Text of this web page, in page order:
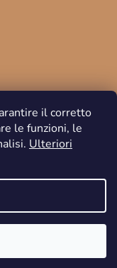
il corretto
le funzioni, le
Ulteriori